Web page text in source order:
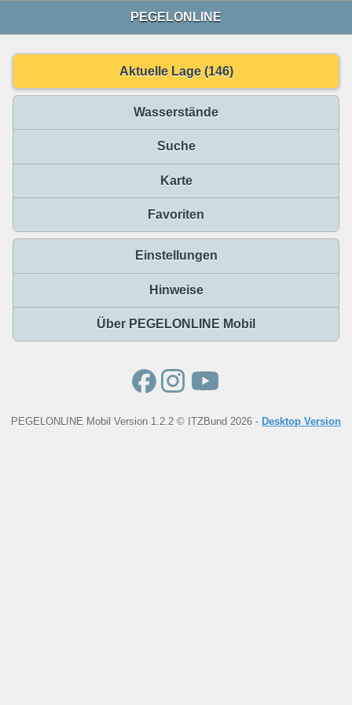
PEGELONLINE
Aktuelle Lage (146)
Wasserstände
Suche
Karte
Favoriten
Einstellungen
Hinweise
Über PEGELONLINE Mobil
PEGELONLINE Mobil Version 1.2.2 © ITZBund 2026 - Desktop Version